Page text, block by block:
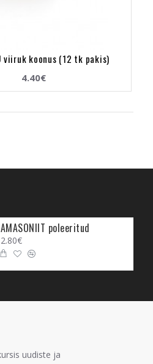
viiruk koonus (12 tk pakis)
4.40€
AMASONIIT poleeritud
2.80€
uudiste ja